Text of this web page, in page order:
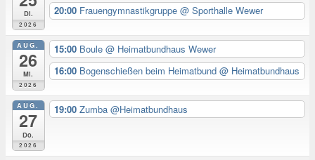
Di.
2026
20:00 Frauengymnastikgruppe @ Sporthalle Wewer
AUG.
26
Mi.
2026
15:00 Boule @ Heimatbundhaus Wewer
16:00 Bogenschießen beim Heimatbund @ Heimatbundhaus
AUG.
27
Do.
2026
19:00 Zumba @Heimatbundhaus